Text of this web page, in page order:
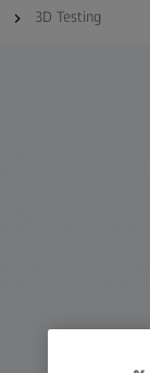
3D Testing